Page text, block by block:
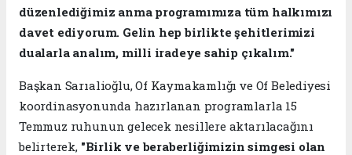
düzenlediğimiz anma programımıza tüm halkımızı
davet ediyorum. Gelin hep birlikte şehitlerimizi
dualarla analım, milli iradeye sahip çıkalım."
Başkan Sarıalioğlu, Of Kaymakamlığı ve Of Belediyesi
koordinasyonunda hazırlanan programlarla 15
Temmuz ruhunun gelecek nesillere aktarılacağını
belirterek, "Birlik ve beraberliğimizin simgesi olan